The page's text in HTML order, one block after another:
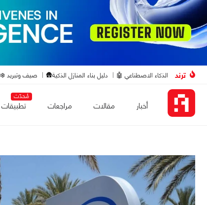
ترند الذكاء الاصطناعي 🤖 دليل بناء المنازل الذكية🛖 صيف وتبريد ❄️
أخبار مقالات مراجعات
مُحدّث
تطبيقات